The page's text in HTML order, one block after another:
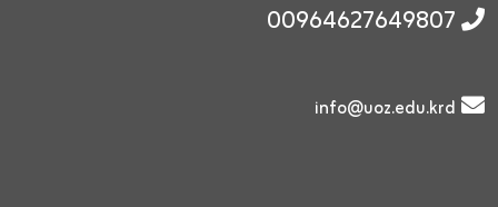
00964627649807
info@uoz.edu.krd